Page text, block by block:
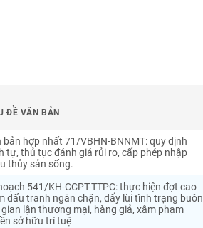
ĐỀ VĂN BẢN
bản hợp nhất 71/VBHN-BNNMT: quy định
tự, thủ tục đánh giá rủi ro, cấp phép nhập
thủy sản sống.
541/KH-CCPT-TTPC: thực hiện đợt cao
đấu tranh ngăn chặn, đẩy lùi tình trạng buôn
gian lận thương mại, hàng giả, xâm phạm
sở hữu trí tuệ